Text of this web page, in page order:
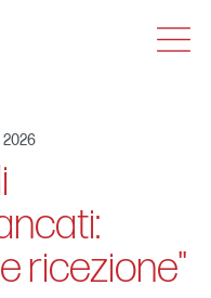
MENU
2026
ricezione"